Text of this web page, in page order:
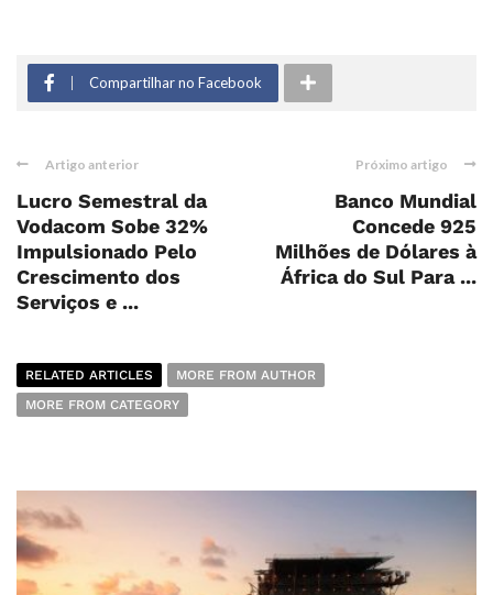
Compartilhar no Facebook
Artigo anterior
Lucro Semestral da
Vodacom Sobe 32%
Impulsionado Pelo
Crescimento dos
Serviços e ...
Próximo artigo
Banco Mundial
Concede 925
Milhões de Dólares à
África do Sul Para ...
RELATED ARTICLES
MORE FROM AUTHOR
MORE FROM CATEGORY